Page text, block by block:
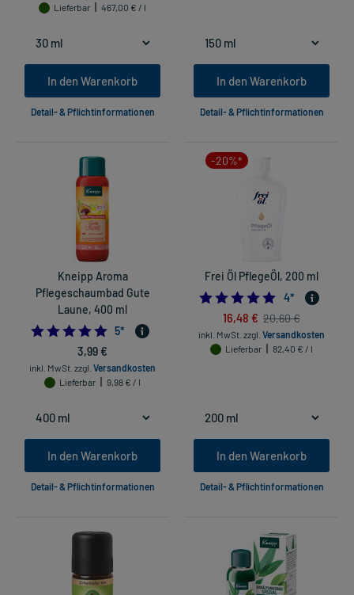
Lieferbar
467,00 € / l
In den Warenkorb
Detail- & Pflichtinformationen
In den Warenkorb
Detail- & Pflichtinformationen
Kneipp Aroma
Pflegeschaumbad Gute
Laune, 400 ml
4.8
5*
3,99 €
inkl. MwSt. zzgl. Versandkosten
Lieferbar
9,98 € / l
In den Warenkorb
Detail- & Pflichtinformationen
-20%*
Frei Öl PflegeÖl, 200 ml
5.0
4*
16,48 € 20,60 €
inkl. MwSt. zzgl. Versandkosten
Lieferbar
82,40 € / l
In den Warenkorb
Detail- & Pflichtinformationen